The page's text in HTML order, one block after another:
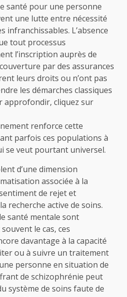
santé pour une personne
une lutte entre nécessité
infranchissables. L’absence
tout processus
l’inscription auprès de
par des assurances
leurs droits ou n’ont pas
les démarches classiques
approfondir, cliquez sur
renforce cette
parfois ces populations à
se veut pourtant universel.
d’une dimension
associée à la
de rejet et
recherche active de soins.
santé mentale sont
le cas, ces
davantage à la capacité
ou à suivre un traitement
personne en situation de
de schizophrénie peut
système de soins faute de